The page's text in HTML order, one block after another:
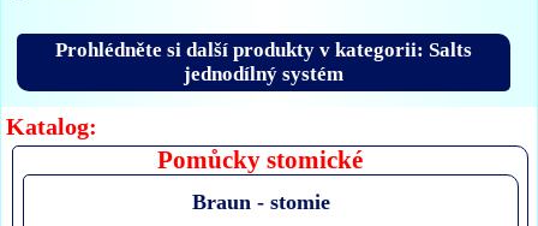
Katalog:
Pomůcky stomické
Braun - stomie
Prohlédněte si další produkty v kategorii: Salts
jednodílný systém